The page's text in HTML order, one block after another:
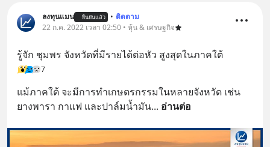
ลงทุนแมน ยืนยันแล้ว • ติดตาม
22 ก.ค. 2022 เวลา 02:50 • หุ้น & เศรษฐกิจ
รู้จัก ชุมพร จังหวัดที่มีรายได้ต่อหัว สูงสุดในภาคใต้
7
แม้ภาคใต้ จะมีการทำเกษตรกรรมในหลายจังหวัด เช่น
ยางพารา กาแฟ และปาล์มน้ำมัน... อ่านต่อ